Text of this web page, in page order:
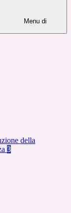
Menu di
della
3